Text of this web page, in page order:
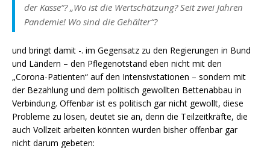
der Kasse“? „Wo ist die Wertschätzung? Seit zwei Jahren
Pandemie! Wo sind die Gehälter“?
und bringt damit -. im Gegensatz zu den Regierungen in Bund
und Ländern – den Pflegenotstand eben nicht mit den
„Corona-Patienten“ auf den Intensivstationen – sondern mit
der Bezahlung und dem politisch gewollten Bettenabbau in
Verbindung. Offenbar ist es politisch gar nicht gewollt, diese
Probleme zu lösen, deutet sie an, denn die Teilzeitkräfte, die
auch Vollzeit arbeiten könnten wurden bisher offenbar gar
nicht darum gebeten: